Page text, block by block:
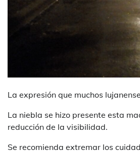
La expresión que muchos
La niebla se hizo presente esta
reducción de la visibilidad.
Se recomienda extremar los